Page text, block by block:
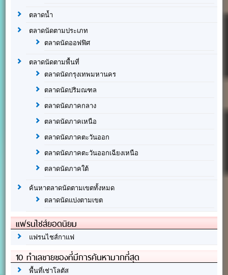
ตลาดน้ำ
ตลาดนัดตามประเภท
ตลาดนัดออฟฟิศ
ตลาดนัดตามพื้นที่
ตลาดนัดกรุงเทพมหานคร
ตลาดนัดปริมณฑล
ตลาดนัดภาคกลาง
ตลาดนัดภาคเหนือ
ตลาดนัดภาคตะวันออก
ตลาดนัดภาคตะวันออกเฉียงเหนือ
ตลาดนัดภาคใต้
ค้นหาตลาดนัดตามเขตทั้งหมด
ตลาดนัดแบ่งตามเขต
แฟรนไชส์ยอดนิยม
แฟรนไชส์กาแฟ
10 ทำเลขายของที่มีการค้นหามากที่สุด
พื้นที่เช่าโลตัส